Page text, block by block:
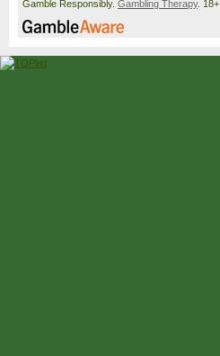
Gamble Responsibly. Gambling Therapy. 18+